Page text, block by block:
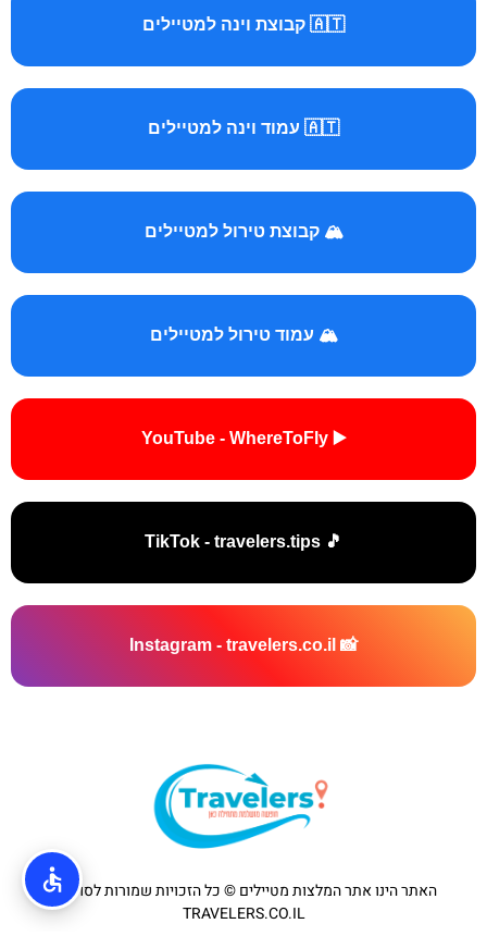
🇦🇹 קבוצת וינה למטיילים
🇦🇹 עמוד וינה למטיילים
🏔️ קבוצת טירול למטיילים
🏔️ עמוד טירול למטיילים
▶️ YouTube - WhereToFly
🎵 TikTok - travelers.tips
📸 Instagram - travelers.co.il
האתר הינו אתר המלצות מטיילים © כל הזכויות שמורות לסוכנות
TRAVELERS.CO.IL